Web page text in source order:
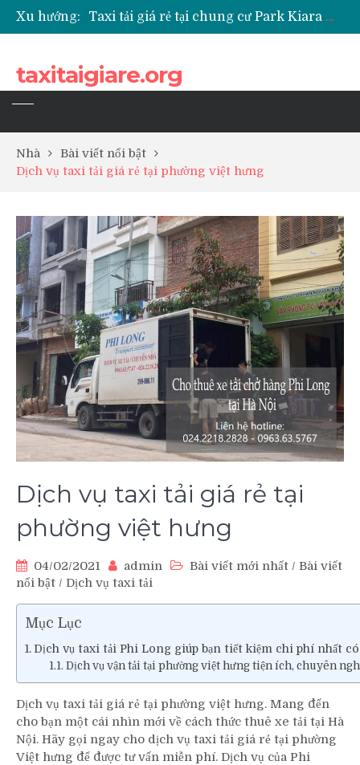
Xu hướng:
Taxi tải giá rẻ tại chung cư Park Kiara Hà Đông
Taxi tải giá rẻ tại chung cư Grande Park Phú Lãm
taxitaigiare.org
Nhà
Bài viết nổi bật
Dịch vụ taxi tải giá rẻ tại phường việt hưng
Dịch vụ taxi tải giá rẻ tại
phường việt hưng
04/02/2021 admin Bài viết mới nhất / Bài viết
nổi bật / Dịch vụ taxi tải
Mục Lục
Dịch vụ taxi tải Phi Long giúp bạn tiết kiệm chi phí nhất có
Dịch vụ vận tải tại phường việt hưng tiện ích, chuyên
Dịch vụ taxi tải giá rẻ tại phường việt hưng. Mang đến
cho bạn một cái nhìn mới về cách thức thuê xe tải tại Hà
Nội. Hãy gọi ngay cho dịch vụ taxi tải giá rẻ tại phường
Việt hưng để được tư vấn miễn phí. Dịch vụ của Phi